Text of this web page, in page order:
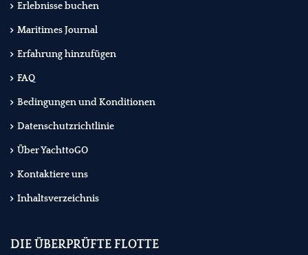
Erlebnisse buchen
Maritimes Journal
Erfahrung hinzufügen
FAQ
Bedingungen und Konditionen
Datenschutzrichtlinie
Über YachttoGO
Kontaktiere uns
Inhaltsverzeichnis
DIE ÜBERPRÜFTE FLOTTE